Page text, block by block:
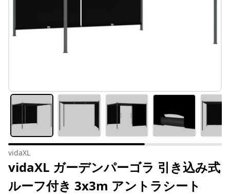
vidaXL
vidaXL ガーデンパーゴラ 引き込み式
ルーフ付き 3x3m アントラシート